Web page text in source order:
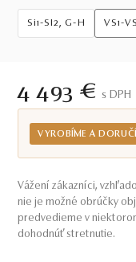
Si1-SI2, G-H VS1-
4 493 € S DPH
VYROBÍME A
Vážení zákazníci,
nie je možné obrúčky
predvedieme v
dohodnúť stretnutie.